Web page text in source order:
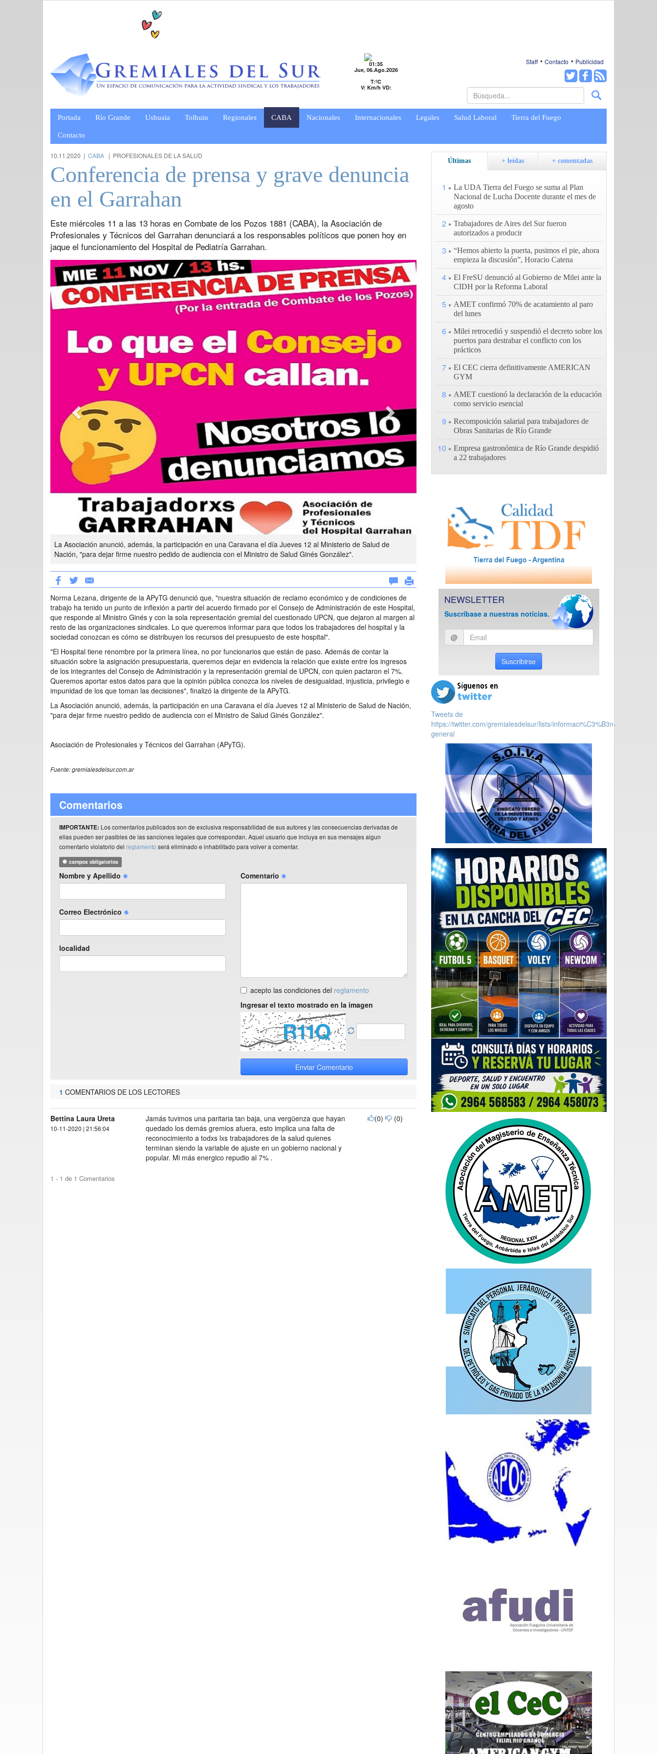
01:35
Jue, 06.Ago.2026
T:ºC
V: Km/h VD:
Staff Contacto Publicidad
Portada Río Grande Ushuaia Tolhuin Regionales CABA Nacionales Internacionales Legales Salud Laboral Tierra del Fuego
Contacto
10.11.2020 | CABA | PROFESIONALES DE LA SALUD
Conferencia de prensa y grave denuncia
en el Garrahan
Este miércoles 11 a las 13 horas en Combate de los Pozos 1881 (CABA), la Asociación de
Profesionales y Técnicos del Garrahan denunciará a los responsables políticos que ponen hoy en
jaque el funcionamiento del Hospital de Pediatría Garrahan.
La Asociación anunció, además, la participación en una Caravana el día Jueves 12 al Ministerio de Salud de
Nación, "para dejar firme nuestro pedido de audiencia con el Ministro de Salud Ginés González".
Previous Next
Norma Lezana, dirigente de la APyTG denunció que, "nuestra situación de reclamo económico y de condiciones de
trabajo ha tenido un punto de inflexión a partir del acuerdo firmado por el Consejo de Administración de este Hospital,
que responde al Ministro Ginés y con la sola representación gremial del cuestionado UPCN, que dejaron al margen al
resto de las organizaciones sindicales. Lo que queremos informar para que todos los trabajadores del hospital y la
sociedad conozcan es cómo se distribuyen los recursos del presupuesto de este hospital".
"El Hospital tiene renombre por la primera línea, no por funcionarios que están de paso. Además de contar la
situación sobre la asignación presupuestaria, queremos dejar en evidencia la relación que existe entre los ingresos
de los integrantes del Consejo de Administración y la representación gremial de UPCN, con quien pactaron el 7%.
Queremos aportar estos datos para que la opinión pública conozca los niveles de desigualdad, injusticia, privilegio e
impunidad de los que toman las decisiones", finalizó la dirigente de la APyTG.
La Asociación anunció, además, la participación en una Caravana el día Jueves 12 al Ministerio de Salud de Nación,
"para dejar firme nuestro pedido de audiencia con el Ministro de Salud Ginés González".
Asociación de Profesionales y Técnicos del Garrahan (APyTG).
Fuente: gremialesdelsur.com.ar
Comentarios
IMPORTANTE: Los comentarios publicados son de exclusiva responsabilidad de sus autores y las consecuencias derivadas de
ellas pueden ser pasibles de las sanciones legales que correspondan. Aquel usuario que incluya en sus mensajes algun
comentario violatorio del reglamento será eliminado e inhabilitado para volver a comentar.
campos obligatorios
Nombre y Apellido
Correo Electrónico
localidad
Comentario
acepto las condiciones del reglamento
Ingresar el texto mostrado en la imagen
Enviar Comentario
1 COMENTARIOS DE LOS LECTORES
Bettina Laura Ureta
10-11-2020 | 21:56:04
Jamás tuvimos una paritaria tan baja, una vergüenza que hayan
quedado los demás gremios afuera, esto implica una falta de
reconocimiento a todxs lxs trabajadores de la salud quienes
terminan siendo la variable de ajuste en un gobierno nacional y
popular. Mi más energico repudio al 7% .
(0) (0)
1 - 1 de 1 Comentarios
Últimas + leídas + comentadas
1
La UDA Tierra del Fuego se suma al Plan
Nacional de Lucha Docente durante el mes de
agosto
2
Trabajadores de Aires del Sur fueron
autorizados a producir
3
“Hemos abierto la puerta, pusimos el pie, ahora
empieza la discusión”, Horacio Catena
4
El FreSU denunció al Gobierno de Milei ante la
CIDH por la Reforma Laboral
5
AMET confirmó 70% de acatamiento al paro
del lunes
6
Milei retrocedió y suspendió el decreto sobre los
puertos para destrabar el conflicto con los
prácticos
7
El CEC cierra definitivamente AMERICAN
GYM
8
AMET cuestionó la declaración de la educación
como servicio esencial
9
Recomposición salarial para trabajadores de
Obras Sanitarias de Río Grande
10
Empresa gastronómica de Río Grande despidió
a 22 trabajadores
NEWSLETTER
Suscríbase a nuestras noticias.
Ingresar
email
@
Suscribirse
Tweets de
https://twitter.com/gremialesdelsur/lists/informaci%C3%B3n-
general